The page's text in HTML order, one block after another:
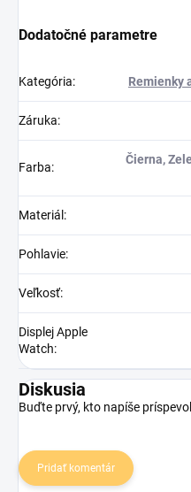
Dodatočné parametre
Kategória: Remienky
Záruka:
Farba:
Čierna,
Materiál :
Pohlavie:
Veľkosť:
Displej Apple
Watch:
Diskusia
Buďte prvý, kto napíše
Pridať komentár